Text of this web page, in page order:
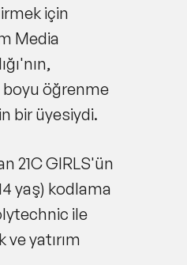
için
Media
boyu öğrenme
bir üyesiydi.
21C GIRLS'ün
yaş) kodlama
ile
yatırım